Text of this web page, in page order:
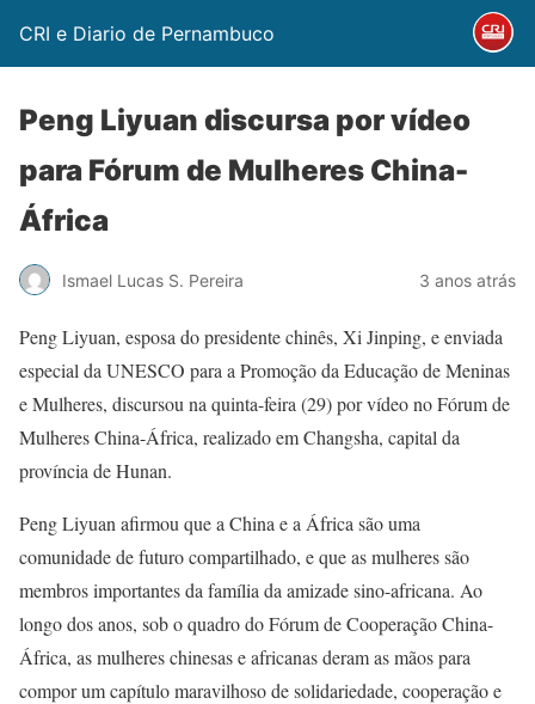
CRI e Diario de Pernambuco
Peng Liyuan discursa por vídeo
para Fórum de Mulheres China-
África
Ismael Lucas S. Pereira 3 anos atrás
Peng Liyuan, esposa do presidente chinês, Xi Jinping, e enviada
especial da UNESCO para a Promoção da Educação de Meninas
e Mulheres, discursou na quinta-feira (29) por vídeo no Fórum de
Mulheres China-África, realizado em Changsha, capital da
província de Hunan.
Peng Liyuan afirmou que a China e a África são uma
comunidade de futuro compartilhado, e que as mulheres são
membros importantes da família da amizade sino-africana. Ao
longo dos anos, sob o quadro do Fórum de Cooperação China-
África, as mulheres chinesas e africanas deram as mãos para
compor um capítulo maravilhoso de solidariedade, cooperação e